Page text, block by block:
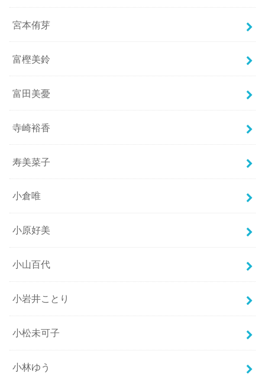
宮本侑芽
富樫美鈴
富田美憂
寺崎裕香
寿美菜子
小倉唯
小原好美
小山百代
小岩井ことり
小松未可子
小林ゆう